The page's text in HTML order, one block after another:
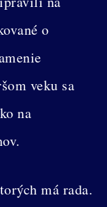
o
veku sa
na
má rada.